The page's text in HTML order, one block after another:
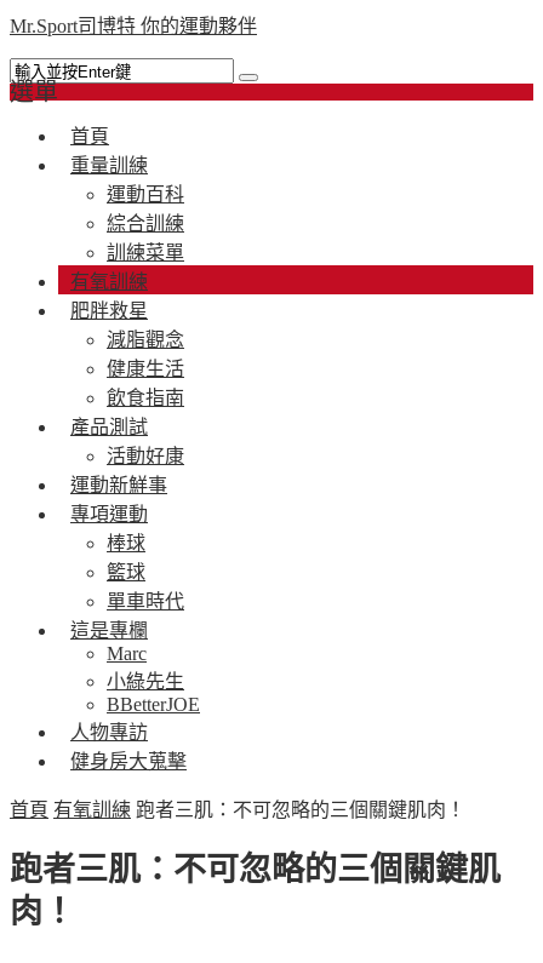
Mr.Sport司博特 你的運動夥伴
選單
首頁
重量訓練
運動百科
綜合訓練
訓練菜單
有氧訓練
肥胖救星
減脂觀念
健康生活
飲食指南
產品測試
活動好康
運動新鮮事
專項運動
棒球
籃球
單車時代
這是專欄
Marc
小綠先生
BBetterJOE
人物專訪
健身房大蒐擊
首頁 有氧訓練 跑者三肌：不可忽略的三個關鍵肌肉！
跑者三肌：不可忽略的三個關鍵肌
肉！